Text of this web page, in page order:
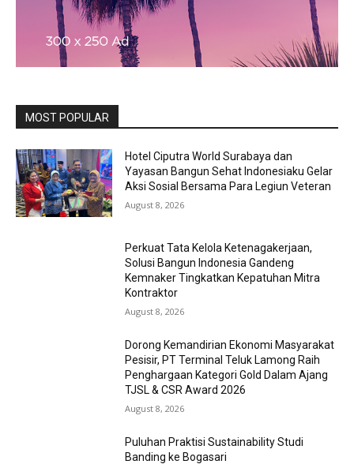
MOST POPULAR
Hotel Ciputra World Surabaya dan
Yayasan Bangun Sehat Indonesiaku Gelar
Aksi Sosial Bersama Para Legiun Veteran
August 8, 2026
Perkuat Tata Kelola Ketenagakerjaan,
Solusi Bangun Indonesia Gandeng
Kemnaker Tingkatkan Kepatuhan Mitra
Kontraktor
August 8, 2026
Dorong Kemandirian Ekonomi Masyarakat
Pesisir, PT Terminal Teluk Lamong Raih
Penghargaan Kategori Gold Dalam Ajang
TJSL & CSR Award 2026
August 8, 2026
Puluhan Praktisi Sustainability Studi
Banding ke Bogasari